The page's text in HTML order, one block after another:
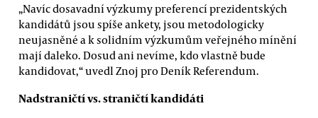
„Navíc dosavadní výzkumy preferencí prezidentských
kandidátů jsou spíše ankety, jsou metodologicky
neujasněné a k solidním výzkumům veřejného mínění
mají daleko. Dosud ani nevíme, kdo vlastně bude
kandidovat,“ uvedl Znoj pro Deník Referendum.
Nadstraničtí vs. straničtí kandidáti